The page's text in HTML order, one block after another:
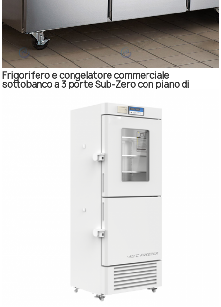
Frigorifero e congelatore commerciale
sottobanco a 3 porte Sub-Zero con piano di